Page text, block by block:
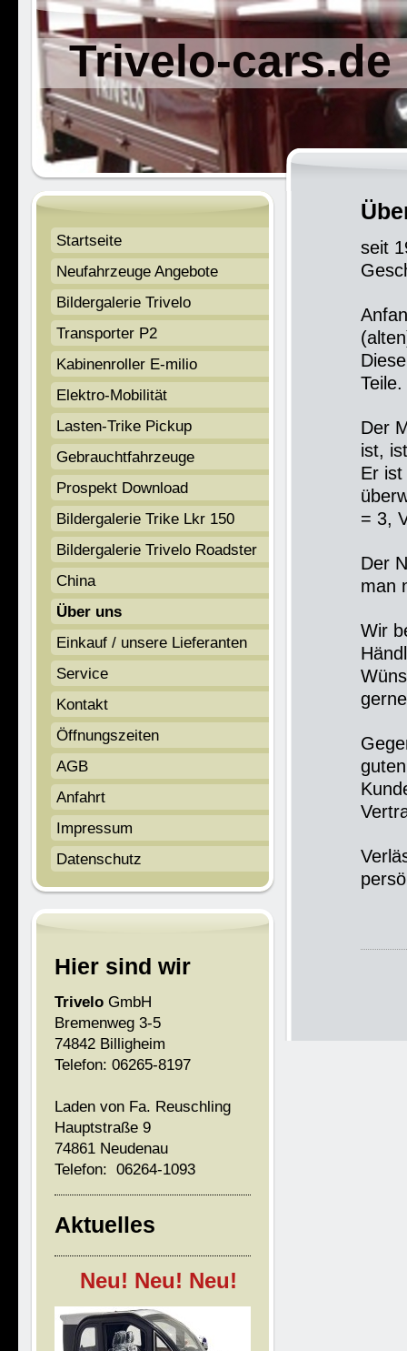
Trivelo-cars.de
seit
Teile.
Der
ist,
Er
= 3,
Der
man
Wir
Startseite
Neufahrzeuge Angebote
Bildergalerie Trivelo
Transporter P2
Kabinenroller E-milio
Elektro-Mobilität
Lasten-Trike Pickup
Gebrauchtfahrzeuge
Prospekt Download
Bildergalerie Trike Lkr 150
Bildergalerie Trivelo Roadster
China
Über uns
Einkauf / unsere Lieferanten
Service
Kontakt
Öffnungszeiten
AGB
Anfahrt
Impressum
Datenschutz
Hier sind wir
Trivelo GmbH
Bremenweg 3-5
74842 Billigheim
Telefon: 06265-8197
Laden von Fa. Reuschling
Hauptstraße 9
74861 Neudenau
Telefon: 06264-1093
Aktuelles
Neu! Neu! Neu!